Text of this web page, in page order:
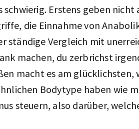
Erstens geben nicht
die Einnahme von
ständige Vergleich mit
machen, du zerbrichst
macht es am glücklichsten,
Bodytype haben wie
steuern, also darüber,